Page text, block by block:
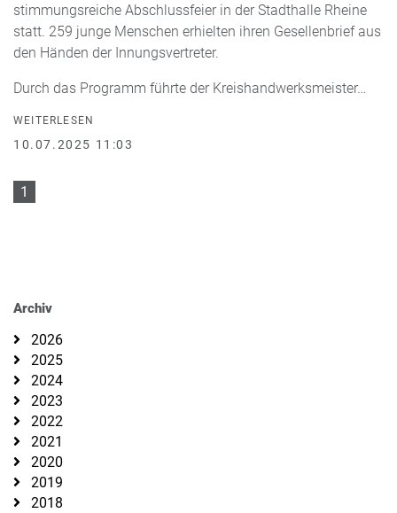
stimmungsreiche Abschlussfeier in der Stadthalle Rheine
statt. 259 junge Menschen erhielten ihren Gesellenbrief aus
den Händen der Innungsvertreter.
Durch das Programm führte der Kreishandwerksmeister…
WEITERLESEN
10.07.2025 11:03
1
Archiv
2026
2025
2024
2023
2022
2021
2020
2019
2018